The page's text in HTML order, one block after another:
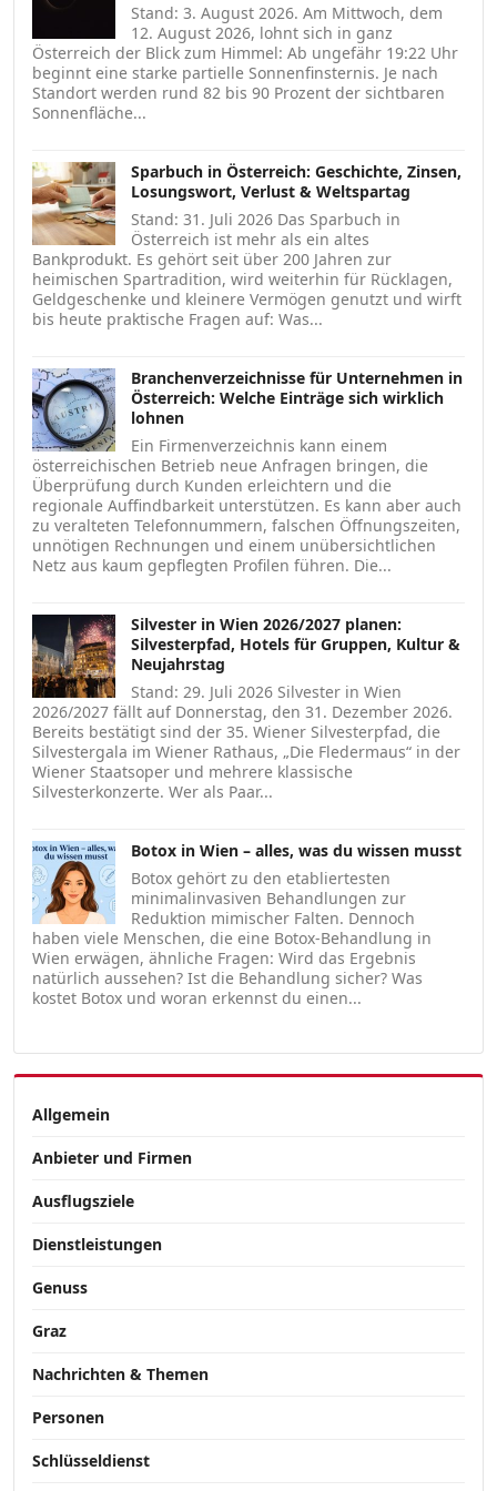
Stand: 3. August 2026. Am Mittwoch, dem
12. August 2026, lohnt sich in ganz
Österreich der Blick zum Himmel: Ab ungefähr 19:22 Uhr
beginnt eine starke partielle Sonnenfinsternis. Je nach
Standort werden rund 82 bis 90 Prozent der sichtbaren
Sonnenfläche...
Sparbuch in Österreich: Geschichte, Zinsen,
Losungswort, Verlust & Weltspartag
Stand: 31. Juli 2026 Das Sparbuch in
Österreich ist mehr als ein altes
Bankprodukt. Es gehört seit über 200 Jahren zur
heimischen Spartradition, wird weiterhin für Rücklagen,
Geldgeschenke und kleinere Vermögen genutzt und wirft
bis heute praktische Fragen auf: Was...
Branchenverzeichnisse für Unternehmen in
Österreich: Welche Einträge sich wirklich
lohnen
Ein Firmenverzeichnis kann einem
österreichischen Betrieb neue Anfragen bringen, die
Überprüfung durch Kunden erleichtern und die
regionale Auffindbarkeit unterstützen. Es kann aber auch
zu veralteten Telefonnummern, falschen Öffnungszeiten,
unnötigen Rechnungen und einem unübersichtlichen
Netz aus kaum gepflegten Profilen führen. Die...
Silvester in Wien 2026/2027 planen:
Silvesterpfad, Hotels für Gruppen, Kultur &
Neujahrstag
Stand: 29. Juli 2026 Silvester in Wien
2026/2027 fällt auf Donnerstag, den 31. Dezember 2026.
Bereits bestätigt sind der 35. Wiener Silvesterpfad, die
Silvestergala im Wiener Rathaus, „Die Fledermaus“ in der
Wiener Staatsoper und mehrere klassische
Silvesterkonzerte. Wer als Paar...
Botox in Wien – alles, was du wissen musst
Botox gehört zu den etabliertesten
minimalinvasiven Behandlungen zur
Reduktion mimischer Falten. Dennoch
haben viele Menschen, die eine Botox-Behandlung in
Wien erwägen, ähnliche Fragen: Wird das Ergebnis
natürlich aussehen? Ist die Behandlung sicher? Was
kostet Botox und woran erkennst du einen...
Allgemein
Anbieter und Firmen
Ausflugsziele
Dienstleistungen
Genuss
Graz
Nachrichten & Themen
Personen
Schlüsseldienst